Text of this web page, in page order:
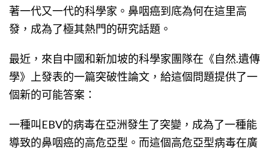
著一代又一代的科學家。鼻咽癌到底為何在這里高
發，成為了極其熱門的研究話題。
最近，來自中國和新加坡的科學家團隊在《自然.遺傳
學》上發表的一篇突破性論文，給這個問題提供了一
個新的可能答案：
一種叫EBV的病毒在亞洲發生了突變，成為了一種能
導致的鼻咽癌的高危亞型。而這個高危亞型病毒在廣